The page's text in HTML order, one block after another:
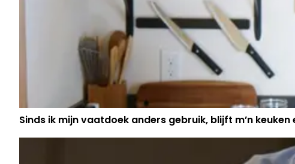
Sinds ik mijn vaatdoek anders gebruik, blijft m’n